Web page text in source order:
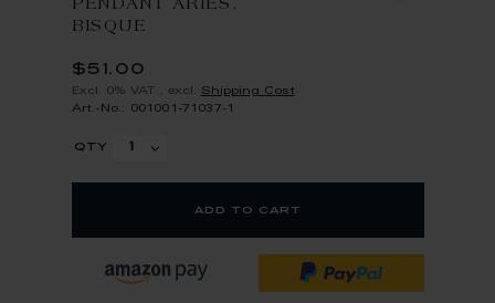
PENDANT ARIES,
BISQUE
$51.00
Excl. 0% VAT excl. Shipping Cost
Art.-No.: 001001-71037-1
qty
add to cart